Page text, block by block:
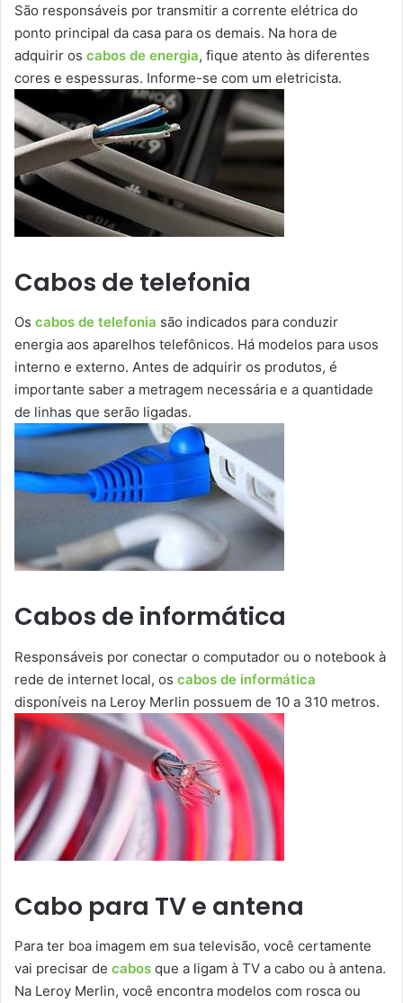
São responsáveis por transmitir a corrente elétrica do
ponto principal da casa para os demais. Na hora de
adquirir os cabos de energia, fique atento às diferentes
cores e espessuras. Informe-se com um eletricista.
Cabos de telefonia
Os cabos de telefonia são indicados para conduzir
energia aos aparelhos telefônicos. Há modelos para usos
interno e externo. Antes de adquirir os produtos, é
importante saber a metragem necessária e a quantidade
de linhas que serão ligadas.
Cabos de informática
Responsáveis por conectar o computador ou o notebook à
rede de internet local, os cabos de informática
disponíveis na Leroy Merlin possuem de 10 a 310 metros.
Cabo para TV e antena
Para ter boa imagem em sua televisão, você certamente
vai precisar de cabos que a ligam à TV a cabo ou à antena.
Na Leroy Merlin, você encontra modelos com rosca ou